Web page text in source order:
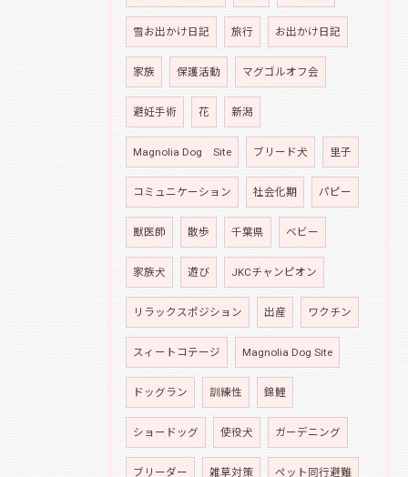
雪お出かけ日記 旅行 お出かけ日記
家族 保護活動 マグゴルオフ会
避妊手術 花 新潟
Magnolia Dog Site ブリード犬 里子
コミュニケーション 社会化期 パピー
獣医師 散歩 千葉県 ベビー
家族犬 遊び JKCチャンピオン
リラックスポジション 出産 ワクチン
スィートコテージ Magnolia Dog Site
ドッグラン 訓練性 錦鯉
ショードッグ 使役犬 ガーデニング
ブリーダー 雑草対策 ペット同行避難